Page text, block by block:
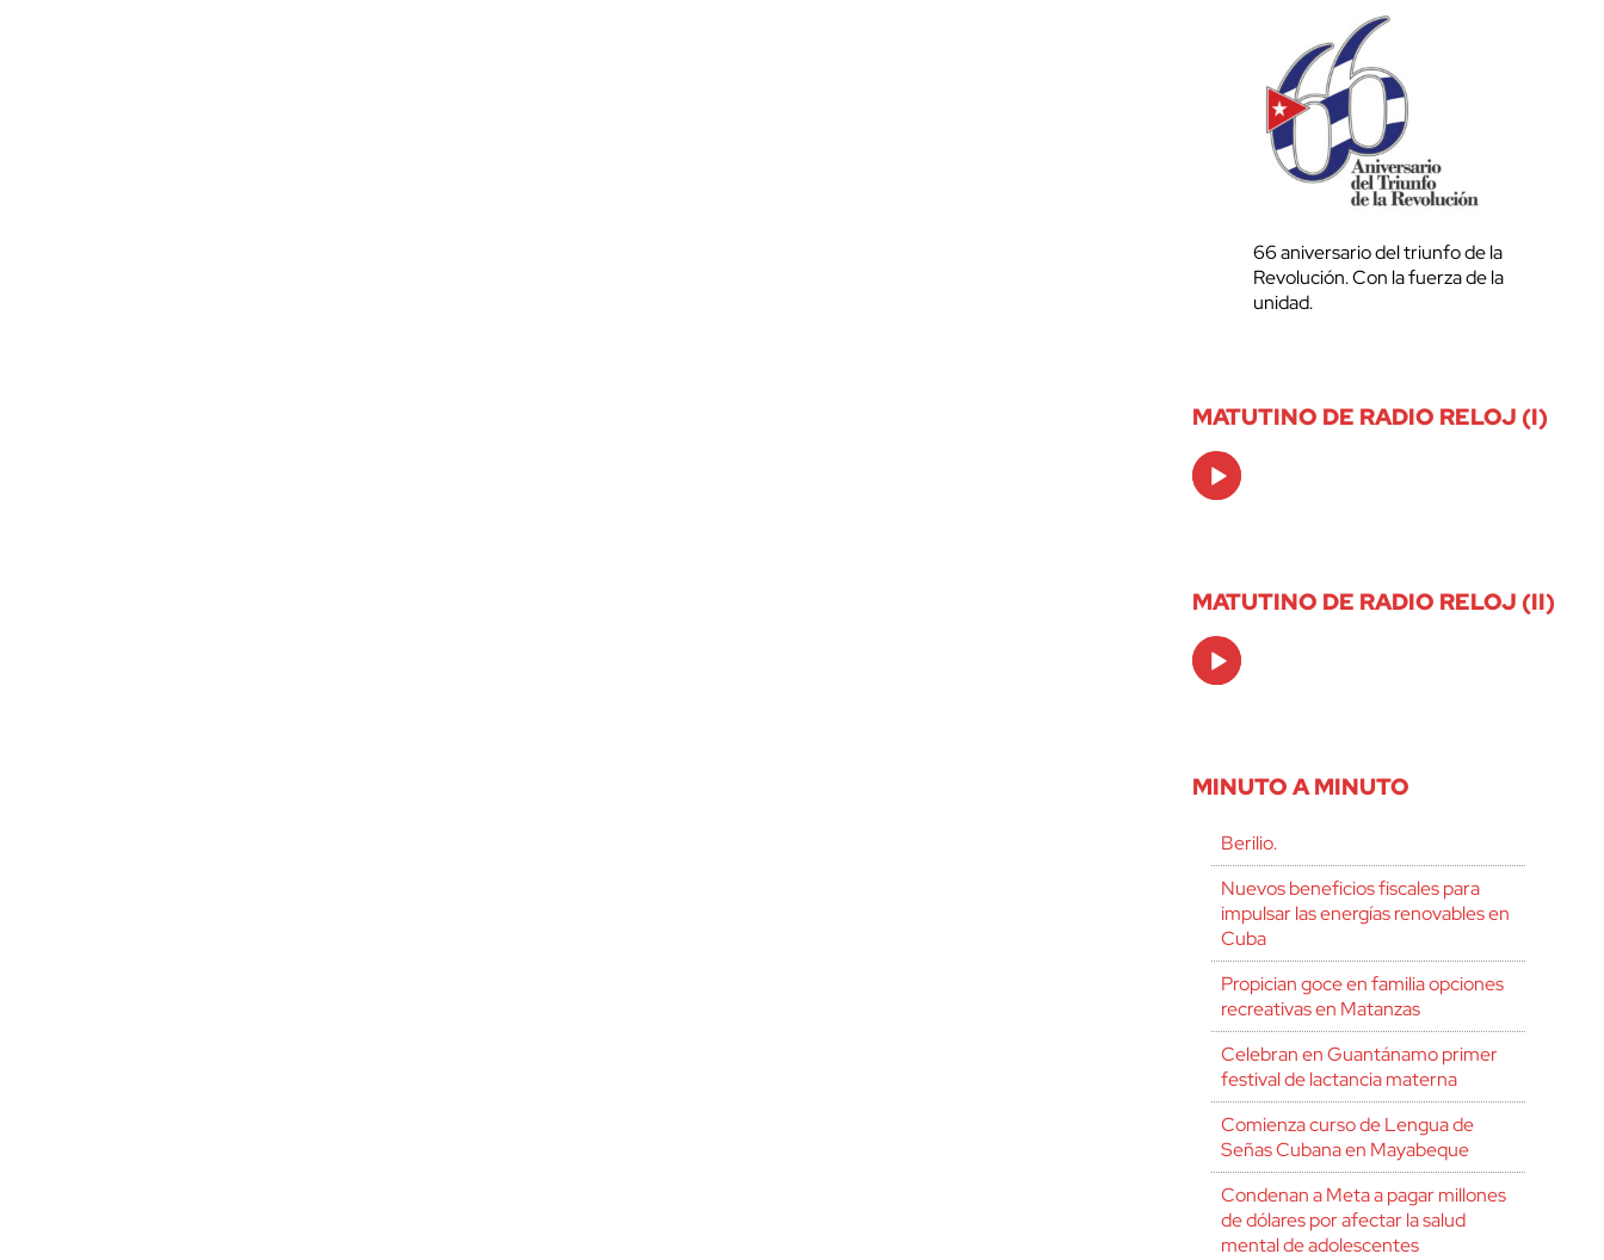
66 aniversario del triunfo de la
Revolución. Con la fuerza de la
unidad.
MATUTINO DE RADIO RELOJ (I)
Audio
Player
MATUTINO DE RADIO RELOJ (II)
Audio
Player
MINUTO A MINUTO
Berilio.
Nuevos beneficios fiscales para
impulsar las energías renovables en
Cuba
Propician goce en familia opciones
recreativas en Matanzas
Celebran en Guantánamo primer
festival de lactancia materna
Comienza curso de Lengua de
Señas Cubana en Mayabeque
Condenan a Meta a pagar millones
de dólares por afectar la salud
mental de adolescentes